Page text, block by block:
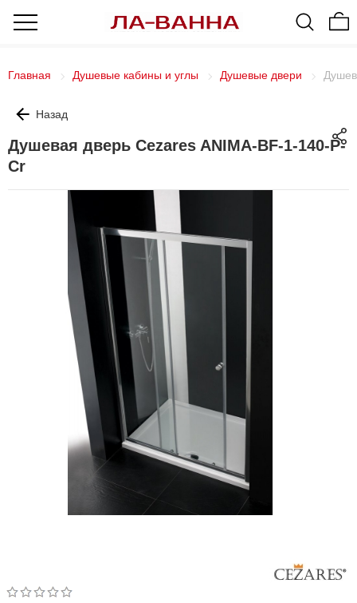
Главная Душевые кабины и углы Душевые двери
Назад
Душевая дверь Cezares ANIMA-BF-1-140-P-
Cr